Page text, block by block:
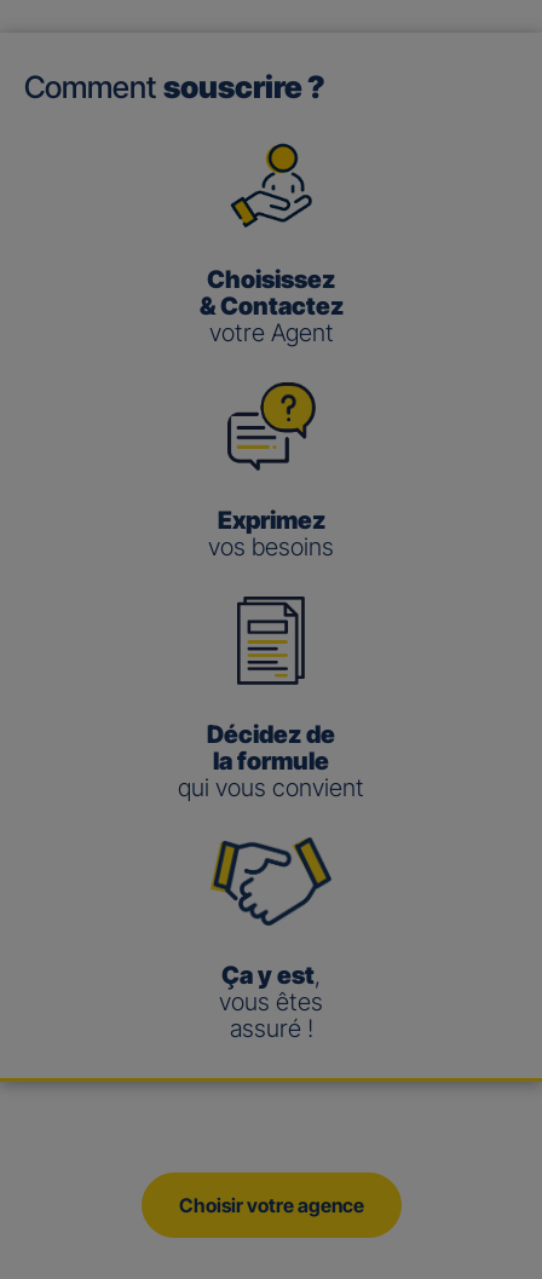
Comment souscrire ?
Choisissez
& Contactez
votre Agent
Exprimez
vos besoins
Décidez de
la formule
qui vous convient
Ça y est,
vous êtes
assuré !
Choisir votre agence